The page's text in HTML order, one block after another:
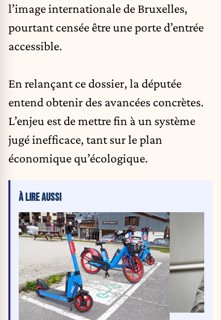
l’image internationale de Bruxelles,
pourtant censée être une porte d’entrée
accessible.
En relançant ce dossier, la députée
entend obtenir des avancées concrètes.
L’enjeu est de mettre fin à un système
jugé inefficace, tant sur le plan
économique qu’écologique.
À LIRE AUSSI